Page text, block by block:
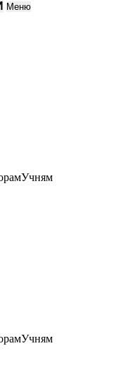
Меню
Учням
Учням